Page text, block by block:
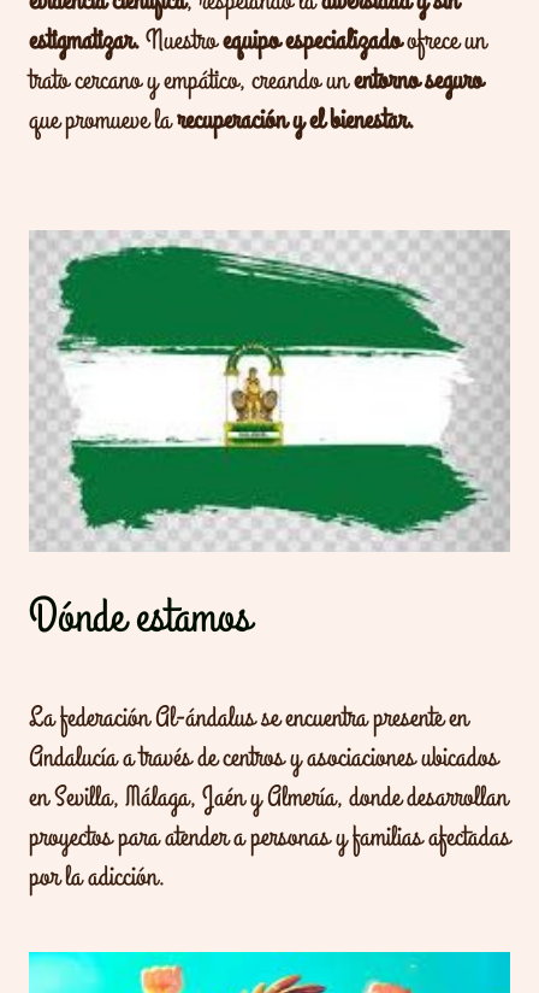
estigmatizar.Nuestroequipo especializadoofrece un
trato cercano y empático, creando unentorno seguro
que promueve larecuperación y el bienestar.
Dónde estamos
La federación Al-ándalus se encuentra presente en
Andalucía a través de centros y asociaciones ubicados
en Sevilla, Málaga, Jaén y Almería, donde desarrollan
proyectos para atender a personas y familias afectadas
por la adicción.